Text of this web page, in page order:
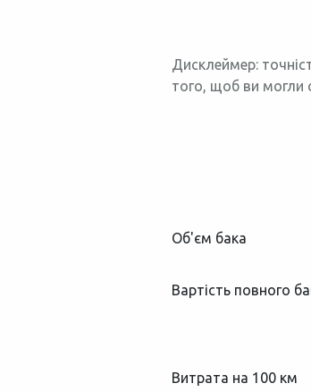
Дисклеймер:
того, щоб ви могли
Об'єм бака
Вартість повного
Витрата на 100 км